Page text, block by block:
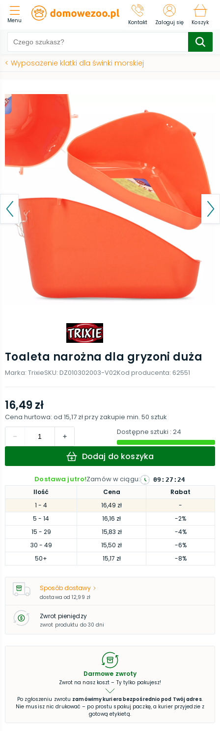
Menu Kontakt Zaloguj się Koszyk
< Wyposażenie klatki dla świnki morskiej
Toaleta narożna dla gryzoni duża
Marka: TrixieSKU: DZ010302003-V02Kod producenta: 62551
Ilość Cena
Rabat
1 - 4 16,49 zł
-
5 - 14 16,16 zł
-2%
15 - 29 15,83 zł
-4%
30 - 49 15,50 zł
-6%
50+ 15,17 zł -8%
16,49 zł
Cena hurtowa: od 15,17 złprzy zakupie min. 50 sztuk
Dostępne sztuki : 24
Dodaj do koszyka
Dostawa jutro!Zamów w ciągu: 09 : 27 :23
Sposób dostawy
dostawa od 12,99 zł
Zwrot pieniędzy
zwrot produktu do 30 dni
Darmowe zwroty
Zwrot na nasz koszt – Ty tylko pakujesz!
Po zgłoszeniu zwrotu zamówimy kuriera bezpośrednio pod Twój adres.
Nie musisz nic drukować – po prostu spakuj paczkę, a kurier przyjedzie z
gotową etykietą.